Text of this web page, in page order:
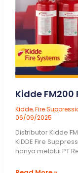
Kidde FM200
Kidde,Fire
06/09/2025
Distributor Kidde
KIDDE Fire
hanya melalui PT